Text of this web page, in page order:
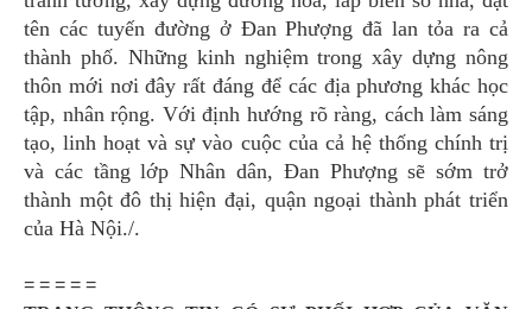
tên các tuyến đường ở Đan Phượng đã lan tỏa ra cả
thành phố. Những kinh nghiệm trong xây dựng nông
thôn mới nơi đây rất đáng để các địa phương khác học
tập, nhân rộng. Với định hướng rõ ràng, cách làm sáng
tạo, linh hoạt và sự vào cuộc của cả hệ thống chính trị
và các tầng lớp Nhân dân, Đan Phượng sẽ sớm trở
thành một đô thị hiện đại, quận ngoại thành phát triển
của Hà Nội./.
= = = = =